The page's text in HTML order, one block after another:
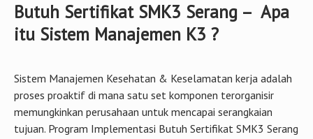
Butuh Sertifikat SMK3 Serang – Apa
itu Sistem Manajemen K3 ?
Sistem Manajemen Kesehatan & Keselamatan kerja adalah
proses proaktif di mana satu set komponen terorganisir
memungkinkan perusahaan untuk mencapai serangkaian
tujuan. Program Implementasi Butuh Sertifikat SMK3 Serang